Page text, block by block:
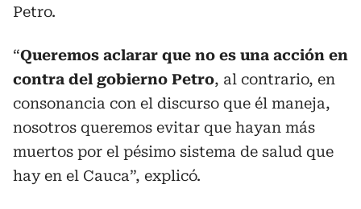
Petro.
“Queremos aclarar que no es una acción en
contra del gobierno Petro, al contrario, en
consonancia con el discurso que él maneja,
nosotros queremos evitar que hayan más
muertos por el pésimo sistema de salud que
hay en el Cauca”, explicó.